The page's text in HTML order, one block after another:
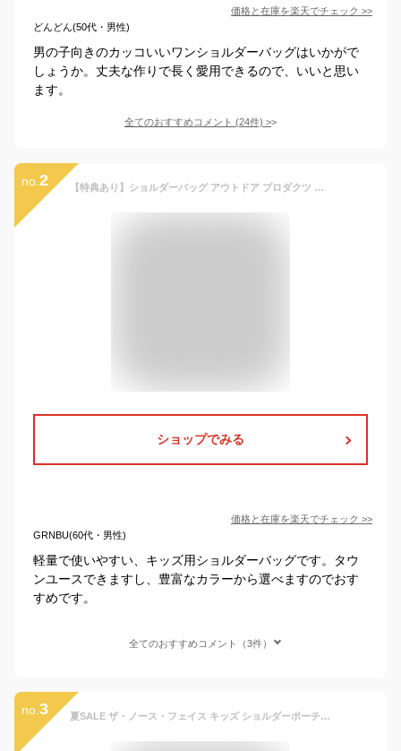
価格と在庫を楽天でチェック >>
どんどん(50代・男性)
男の子向きのカッコいいワンショルダーバッグはいかがで
しょうか。丈夫な作りで長く愛用できるので、いいと思い
ます。
全てのおすすめコメント (24件) >
no. 2 【特典あり】ショルダーバッグ アウトドア プロダクツ OUTDOOR PRODUCTS キッズ レディース メンズ 斜めがけ 62319 軽量 男の子 女の子 マザーズバッグ ショルダー 通園 通学 ポーチ 旅行 おしゃれ かわいい 子供 カラフル 可愛い 3DS お菓子 アウトドア 送料無料 鞄
ショップでみる
価格と在庫を楽天でチェック >>
GRNBU(60代・男性)
軽量で使いやすい、キッズ用ショルダーバッグです。タウ
ンユースできますし、豊富なカラーから選べますのでおす
すめです。
全てのおすすめコメント（3件）
no. 3 夏SALE ザ・ノース・フェイス キッズ ショルダーポーチ【3L】North Face【バッグ ポーチ カバン 子供用 ジュニアサイズ レディース】